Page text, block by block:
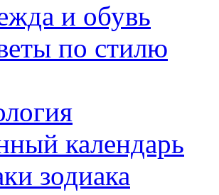
и обувь
по стилю
календарь
зодиака